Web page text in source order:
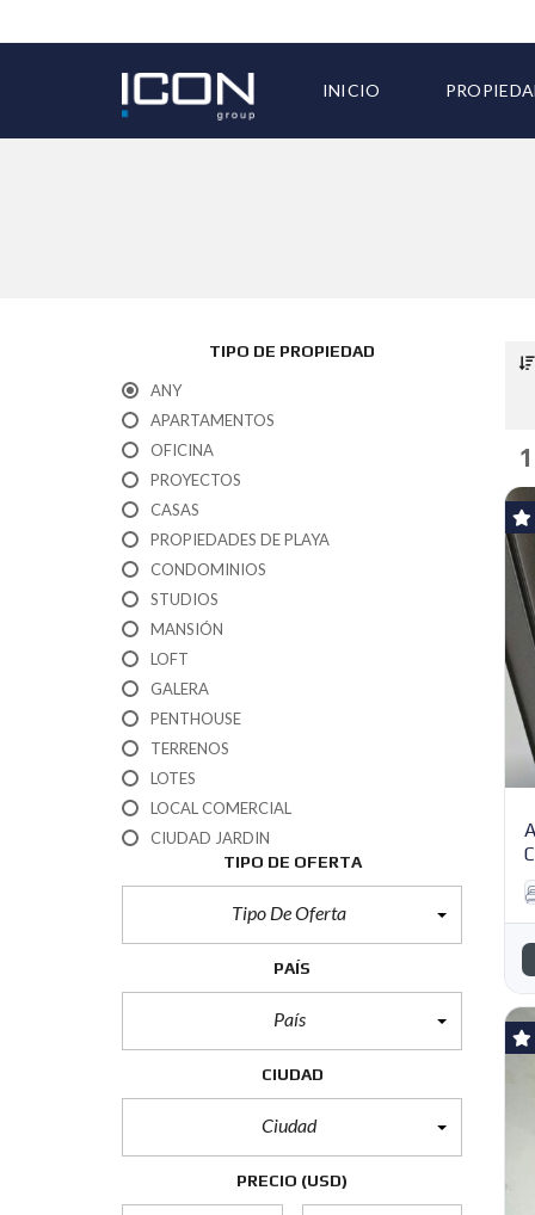
INICIO
TIPO DE PROPIEDAD
ANY
APARTAMENTOS
OFICINA
PROYECTOS
CASAS
PROPIEDADES DE PLAYA
CONDOMINIOS
STUDIOS
MANSIÓN
LOFT
GALERA
PENTHOUSE
TERRENOS
LOTES
LOCAL COMERCIAL
CIUDAD JARDIN
TIPO DE OFERTA
Tipo De Oferta
PAÍS
País
CIUDAD
Ciudad
PRECIO (USD)